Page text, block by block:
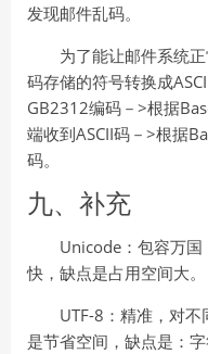
发现邮件乱码。
为了能让邮件系统
码存储的符号转换成
GB2312编码－>根据
端收到ASCII码－>根据
码。
九、补充
Unicode：包容万
快，缺点是占用空间大。
UTF-8：精准，对
是节省空间，缺点是：